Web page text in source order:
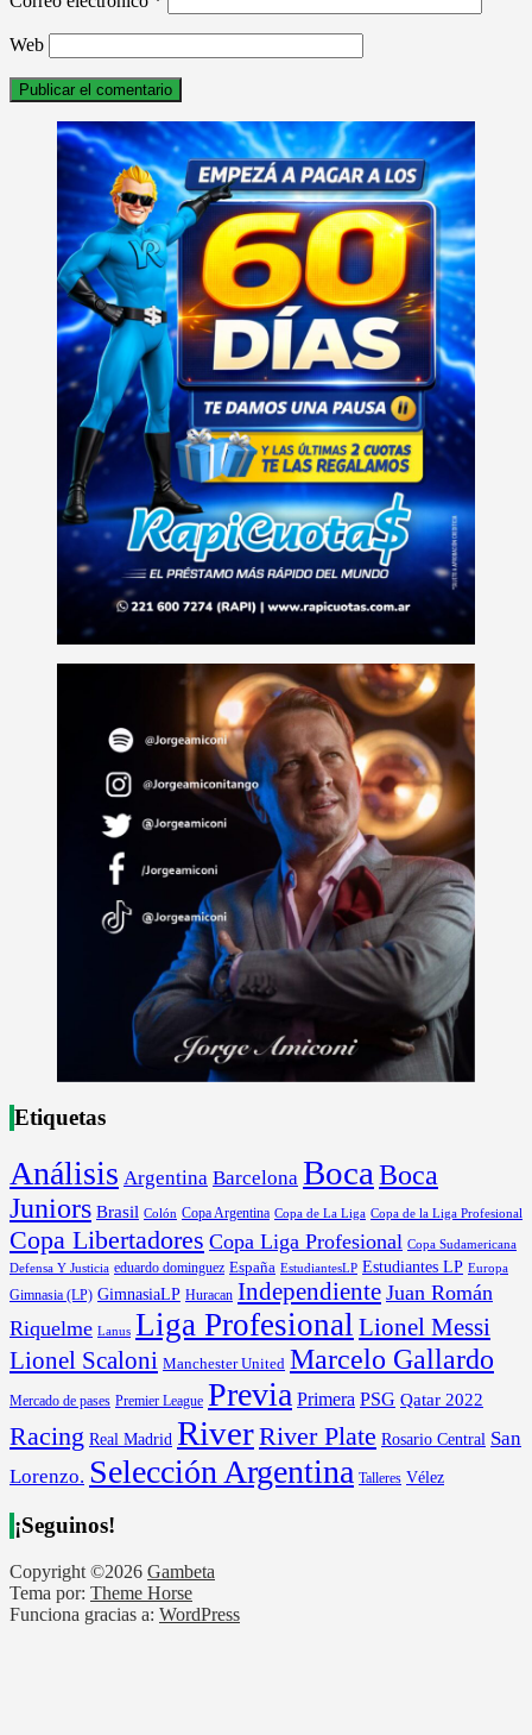
Web
Etiquetas
Análisis Argentina Barcelona Boca Boca
Juniors Brasil Colón Copa Argentina Copa de La Liga Copa de la Liga Profesional
Copa Libertadores Copa Liga Profesional Copa Sudamericana
Defensa Y Justicia eduardo dominguez España EstudiantesLP Estudiantes LP Europa
Gimnasia (LP) GimnasiaLP Huracan Independiente Juan Román
Riquelme Lanus Liga Profesional Lionel Messi
Lionel Scaloni Manchester United Marcelo Gallardo
Mercado de pases Premier League Previa Primera PSG Qatar 2022
Racing Real Madrid RiverRiver Plate Rosario Central San
Lorenzo. Selección Argentina Talleres Vélez
¡Seguinos!
Copyright ©2026 Gambeta
Tema por: Theme Horse
Funciona gracias a: WordPress